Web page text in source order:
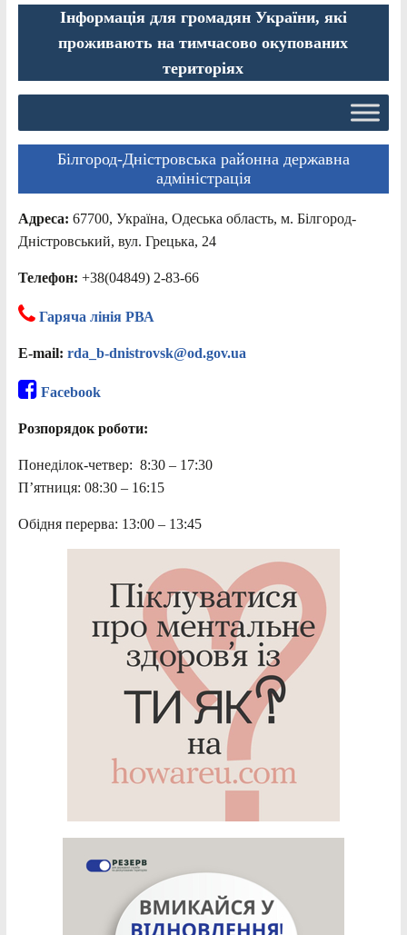
Інформація для громадян України, які
проживають на тимчасово окупованих
територіях
Білгород-Дністровська районна державна
адміністрація
Адреса: 67700, Україна, Одеська область, м. Білгород-
Дністровський, вул. Грецька, 24
Телефон: +38(04849) 2-83-66
Гаряча лінія РВА
E-mail: rda_b-dnistrovsk@od.gov.ua
Facebook
Розпорядок роботи:
Понеділок-четвер: 8:30 – 17:30
П’ятниця: 08:30 – 16:15
Обідня перерва: 13:00 – 13:45